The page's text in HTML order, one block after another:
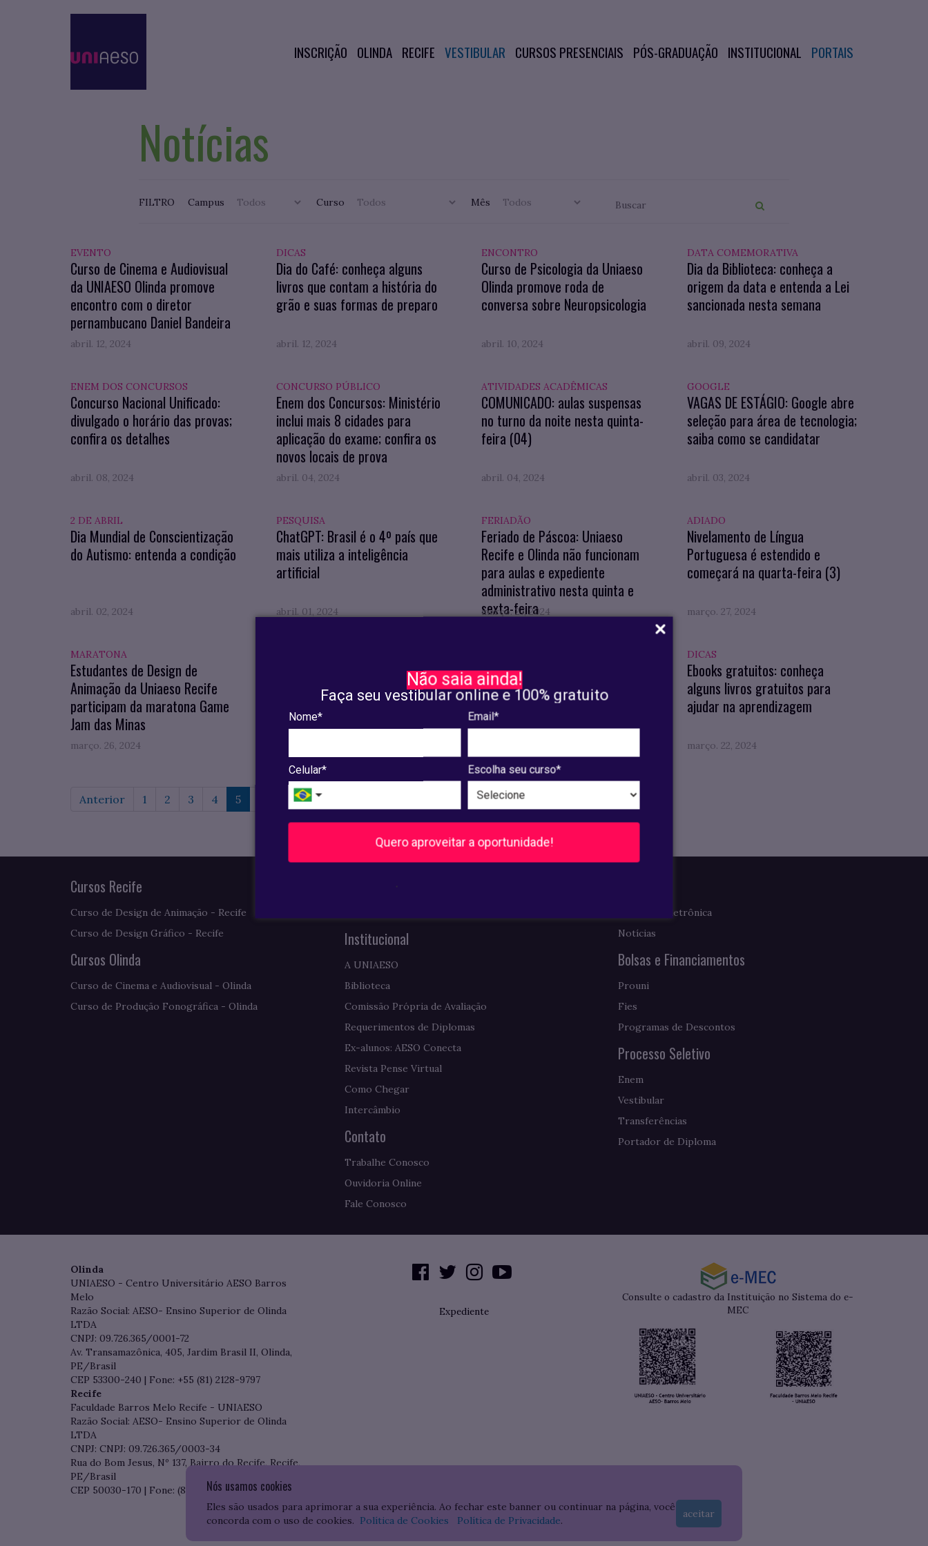
Não saia ainda!
Faça seu vestibular online e 100% gratuito
Nome* Email*
Celular* Escolha seu curso*
Quero aproveitar a oportunidade!
INSCRIÇÃO OLINDA RECIFE VESTIBULAR CURSOS PRESENCIAIS PÓS-GRADUAÇÃO INSTITUCIONAL PORTAIS
Notícias
FILTRO Campus Curso Mês
EVENTO
Curso de Cinema e Audiovisual
da UNIAESO Olinda promove
encontro com o diretor
pernambucano Daniel Bandeira
abril. 12, 2024
DICAS
Dia do Café: conheça alguns
livros que contam a história do
grão e suas formas de preparo
abril. 12, 2024
ENCONTRO
Curso de Psicologia da Uniaeso
Olinda promove roda de
conversa sobre Neuropsicologia
abril. 10, 2024
DATA COMEMORATIVA
Dia da Biblioteca: conheça a
origem da data e entenda a Lei
sancionada nesta semana
abril. 09, 2024
ENEM DOS CONCURSOS
Concurso Nacional Unificado:
divulgado o horário das provas;
confira os detalhes
abril. 08, 2024
CONCURSO PÚBLICO
Enem dos Concursos: Ministério
inclui mais 8 cidades para
aplicação do exame; confira os
novos locais de prova
abril. 04, 2024
ATIVIDADES ACADÊMICAS
COMUNICADO: aulas suspensas
no turno da noite nesta quinta-
feira (04)
abril. 04, 2024
GOOGLE
VAGAS DE ESTÁGIO: Google abre
seleção para área de tecnologia;
saiba como se candidatar
abril. 03, 2024
2 DE ABRIL
Dia Mundial de Conscientização
do Autismo: entenda a condição
abril. 02, 2024
PESQUISA
ChatGPT: Brasil é o 4º país que
mais utiliza a inteligência
artificial
abril. 01, 2024
FERIADÃO
Feriado de Páscoa: Uniaeso
Recife e Olinda não funcionam
para aulas e expediente
administrativo nesta quinta e
sexta-feira
março. 27, 2024
ADIADO
Nivelamento de Língua
Portuguesa é estendido e
começará na quarta-feira (3)
março. 27, 2024
MARATONA
Estudantes de Design de
Animação da Uniaeso Recife
participam da maratona Game
Jam das Minas
março. 26, 2024
Professor da UNIAESO recebe
prêmio de Tese Mirian de Sá
VISUAL LAW: o que é? Descubra
tudo sobre esse recurso
utilizado em processos jurídicos
DICAS
Ebooks gratuitos: conheça
alguns livros gratuitos para
ajudar na aprendizagem
março. 22, 2024
Anterior 1 2 3 4 5 8
Nós usamos cookies
Eles são usados para aprimorar a sua experiência. Ao fechar este banner ou continuar na página, você
concorda com o uso de cookies. Política de Cookies Política de Privacidade.
aceitar
Cursos Recife
Curso de Design de Animação - Recife
Curso de Design Gráfico - Recife
Cursos Olinda
Curso de Cinema e Audiovisual - Olinda
Curso de Produção Fonográfica - Olinda
Pós-Graduação
Institucional
A UNIAESO
Biblioteca
Comissão Própria de Avaliação
Requerimentos de Diplomas
Ex-alunos: AESO Conecta
Revista Pense Virtual
Como Chegar
Intercâmbio
Contato
Trabalhe Conosco
Ouvidoria Online
Fale Conosco
Clipagem Eletrônica
Notícias
Bolsas e Financiamentos
Prouni
Fies
Programas de Descontos
Processo Seletivo
Enem
Vestibular
Transferências
Portador de Diploma
Olinda
UNIAESO - Centro Universitário AESO Barros
Melo
Razão Social: AESO- Ensino Superior de Olinda
LTDA
CNPJ: 09.726.365/0001-72
Av. Transamazônica, 405, Jardim Brasil II, Olinda,
PE/Brasil
CEP 53300-240 | Fone: +55 (81) 2128-9797
Recife
Faculdade Barros Melo Recife - UNIAESO
Razão Social: AESO- Ensino Superior de Olinda
LTDA
CNPJ: CNPJ: 09.726.365/0003-34
Rua do Bom Jesus, Nº 137, Bairro do Recife, Recife,
PE/Brasil
CEP 50030-170 | Fone: (81) 3204-7536
Expediente
Consulte o cadastro da Instituição no Sistema do e-
MEC